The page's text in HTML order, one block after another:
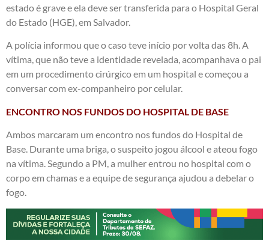
estado é grave e ela deve ser transferida para o Hospital Geral
do Estado (HGE), em Salvador.
A polícia informou que o caso teve início por volta das 8h. A
vítima, que não teve a identidade revelada, acompanhava o pai
em um procedimento cirúrgico em um hospital e começou a
conversar com ex-companheiro por celular.
ENCONTRO NOS FUNDOS DO HOSPITAL DE BASE
Ambos marcaram um encontro nos fundos do Hospital de
Base. Durante uma briga, o suspeito jogou álcool e ateou fogo
na vítima. Segundo a PM, a mulher entrou no hospital com o
corpo em chamas e a equipe de segurança ajudou a debelar o
fogo.